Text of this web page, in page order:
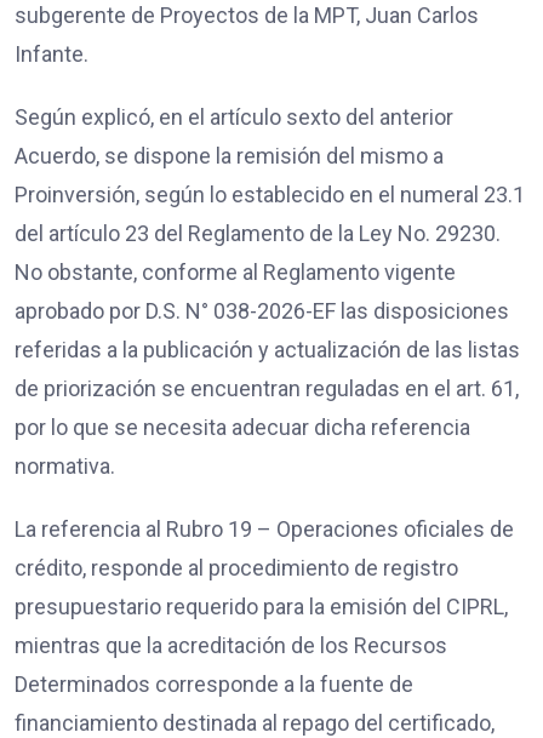
subgerente de Proyectos de la MPT, Juan Carlos
Infante.
Según explicó, en el artículo sexto del anterior
Acuerdo, se dispone la remisión del mismo a
Proinversión, según lo establecido en el numeral 23.1
del artículo 23 del Reglamento de la Ley No. 29230.
No obstante, conforme al Reglamento vigente
aprobado por D.S. N° 038-2026-EF las disposiciones
referidas a la publicación y actualización de las listas
de priorización se encuentran reguladas en el art. 61,
por lo que se necesita adecuar dicha referencia
normativa.
La referencia al Rubro 19 – Operaciones oficiales de
crédito, responde al procedimiento de registro
presupuestario requerido para la emisión del CIPRL,
mientras que la acreditación de los Recursos
Determinados corresponde a la fuente de
financiamiento destinada al repago del certificado,